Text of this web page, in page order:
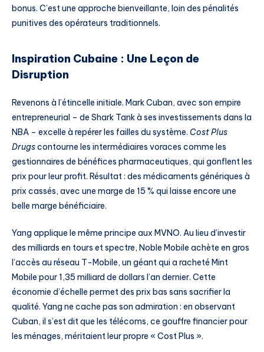
bonus. C’est une approche bienveillante, loin des pénalités
punitives des opérateurs traditionnels.
Inspiration Cubaine : Une Leçon de
Disruption
Revenons à l’étincelle initiale. Mark Cuban, avec son empire
entrepreneurial – de Shark Tank à ses investissements dans la
NBA – excelle à repérer les failles du système. Cost Plus
Drugscontourne les intermédiaires voraces comme les
gestionnaires de bénéfices pharmaceutiques, qui gonflent les
prix pour leur profit. Résultat : des médicaments génériques à
prix cassés, avec une marge de 15 % qui laisse encore une
belle marge bénéficiaire.
Yang applique le même principe aux MVNO. Au lieu d’investir
des milliards en tours et spectre, Noble Mobile achète en gros
l’accès au réseau T-Mobile, un géant qui a racheté Mint
Mobile pour 1,35 milliard de dollars l’an dernier. Cette
économie d’échelle permet des prix bas sans sacrifier la
qualité. Yang ne cache pas son admiration : en observant
Cuban, il s’est dit que les télécoms, ce gouffre financier pour
les ménages, méritaient leur propre « Cost Plus ».